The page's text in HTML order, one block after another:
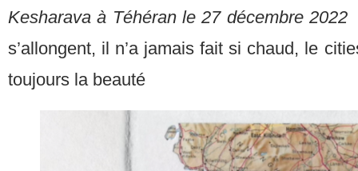
Kesharava à Téhéran le 27 décembre 2022
s’allongent, il n’a jamais fait si chaud, le
toujours la beauté